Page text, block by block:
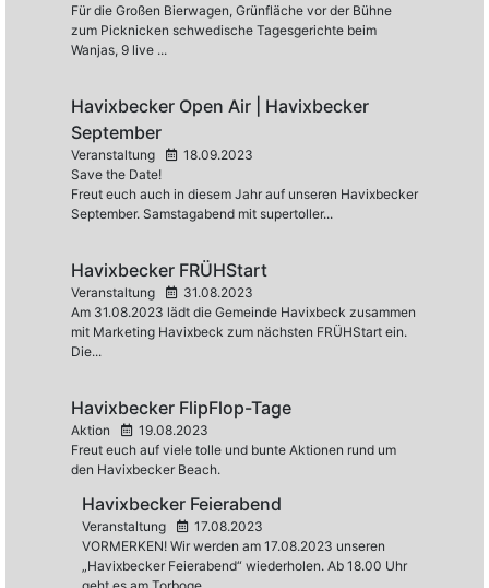
Für die Großen Bierwagen, Grünfläche vor der Bühne
zum Picknicken schwedische Tagesgerichte beim
Wanjas, 9 live ...
Havixbecker Open Air | Havixbecker
September
Veranstaltung
18.09.2023
Save the Date!
Freut euch auch in diesem Jahr auf unseren Havixbecker
September. Samstagabend mit supertoller...
Havixbecker FRÜHStart
Veranstaltung
31.08.2023
Am 31.08.2023 lädt die Gemeinde Havixbeck zusammen
mit Marketing Havixbeck zum nächsten FRÜHStart ein.
Die...
Havixbecker FlipFlop-Tage
Aktion
19.08.2023
Freut euch auf viele tolle und bunte Aktionen rund um
den Havixbecker Beach.
Havixbecker Feierabend
Veranstaltung
17.08.2023
VORMERKEN! Wir werden am 17.08.2023 unseren
„Havixbecker Feierabend“ wiederholen. Ab 18.00 Uhr